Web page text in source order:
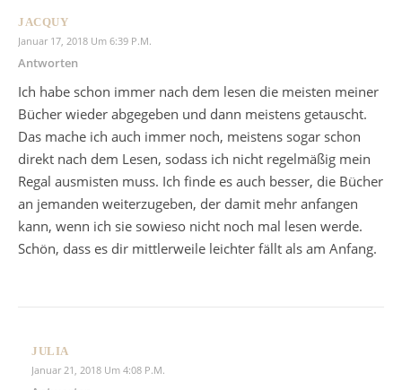
JACQUY
Januar 17, 2018 Um 6:39 P.m.
Antworten
Ich habe schon immer nach dem lesen die meisten meiner
Bücher wieder abgegeben und dann meistens getauscht.
Das mache ich auch immer noch, meistens sogar schon
direkt nach dem Lesen, sodass ich nicht regelmäßig mein
Regal ausmisten muss. Ich finde es auch besser, die Bücher
an jemanden weiterzugeben, der damit mehr anfangen
kann, wenn ich sie sowieso nicht noch mal lesen werde.
Schön, dass es dir mittlerweile leichter fällt als am Anfang.
JULIA
Januar 21, 2018 Um 4:08 P.m.